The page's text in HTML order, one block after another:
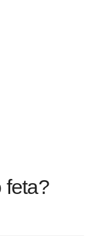
feta?